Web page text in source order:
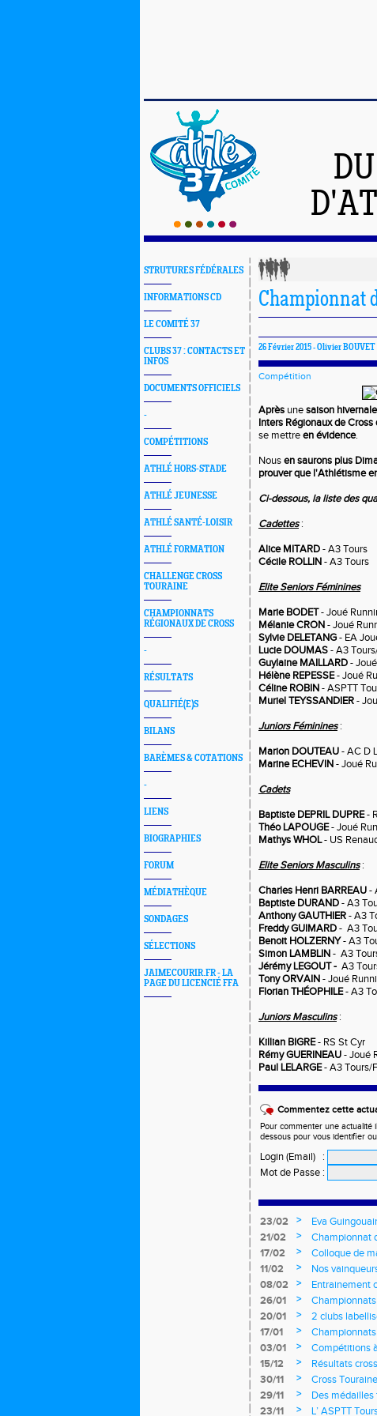
STRUTURES FÉDÉRALES
INFORMATIONS CD
LE COMITÉ 37
CLUBS 37 : CONTACTS ET
INFOS
DOCUMENTS OFFICIELS
-
COMPÉTITIONS
ATHLÉ HORS-STADE
ATHLÉ JEUNESSE
ATHLÉ SANTÉ-LOISIR
ATHLÉ FORMATION
CHALLENGE CROSS
TOURAINE
CHAMPIONNATS
RÉGIONAUX DE CROSS
-
RÉSULTATS
QUALIFIÉ(E)S
BILANS
BARÈMES & COTATIONS
-
LIENS
BIOGRAPHIES
FORUM
MÉDIATHÈQUE
SONDAGES
SÉLECTIONS
JAIMECOURIR.FR - LA
PAGE DU LICENCIÉ FFA
Championnat
26 Février 2015 -Olivier BOUVET
Compétition
Après unesaison hivernale
Inters Régionaux de Cross
se mettreen évidence.
Nousen saurons plus
prouver que l'Athlétisme
Ci-dessous, la liste des
Cadettes:
Alice MITARD- A3 Tours
Cécile ROLLIN- A3 Tours
Elite Seniors Féminines
Marie BODET- Joué
Mélanie CRON- Joué
Sylvie DELETANG- EA
Lucie DOUMAS- A3
Guylaine MAILLARD-
Hélène REPESSE- Joué
Céline ROBIN- ASPTT
Muriel TEYSSANDIER-
Juniors Féminines:
Marion DOUTEAU- AC D
Marine ECHEVIN- Joué
Cadets
Baptiste DEPRIL DUPRE-
Théo LAPOUGE- Joué
Mathys WHOL- US
Elite Seniors Masculins :
Charles Henri BARREAU-
Baptiste DURAND- A3
Anthony GAUTHIER- A3
Freddy GUIMARD- A3
Benoit HOLZERNY- A3
Simon LAMBLIN- A3
Jérémy LEGOUT - A3
Tony ORVAIN- Joué
Florian THÉOPHILE- A3
Juniors Masculins:
Killian BIGRE- RS St Cyr
Rémy GUERINEAU- Joué
Paul LELARGE- A3 Tours/
Commentez cette
Pour commenter une actualité
dessous pour vous identifier
Login (Email)
:
Mot de Passe :
23/02 >
Eva
jeunes
21/02 >
Championnat
17/02
>
Colloque de
11/02
>
Nos
08/02
>
Entrainement
26/01
>
20/01
>
2 clubs
17/01
>
longs et
03/01 >
Compétitions
15/12
>
Résultats
30/11
>
Cross
29/11
>
Des
23/11
> L’ ASPTT